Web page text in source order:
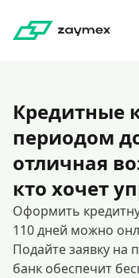
Кредитные
периодом
отличная
кто хочет
Оформить
110 дней можно
Подайте заявку на
банк обеспечит